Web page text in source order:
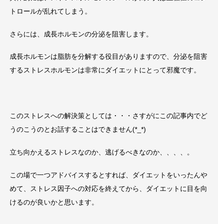
トロールが乱れてしまう。
さらには、成長ホルモンの分泌を阻害します。
成長ホルモンは脂肪を分解する役目がありますので、分泌を阻害
するストレスホルモンは非常にダイエットにとって邪魔です。
このストレスへの解決策としては・・・さすがにこの記事内でど
うのこうのとお話することはできません(*_*)
立ち向かえるストレスなのか、逃げるべきなのか、、、、。
この場で一つアドバイスするとすれば、ダイエットをいったんや
めて、ストレス因子への対応を終えてから、ダイエットに目を向
けるのが良いかと思います。